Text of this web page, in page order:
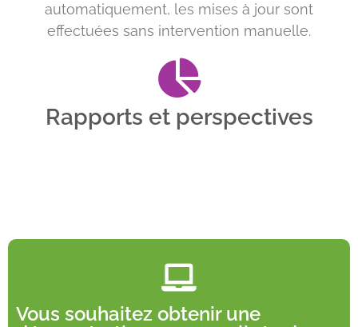
automatiquement, les mises à jour sont
effectuées sans intervention manuelle.
Rapports et perspectives
Vous souhaitez obtenir une